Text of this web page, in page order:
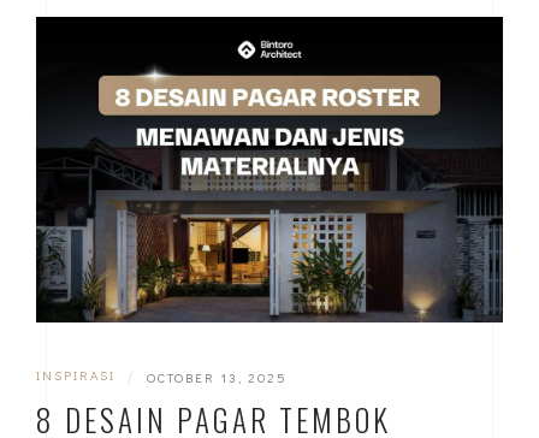
INSPIRASI | OCTOBER 13, 2025
8 DESAIN PAGAR TEMBOK